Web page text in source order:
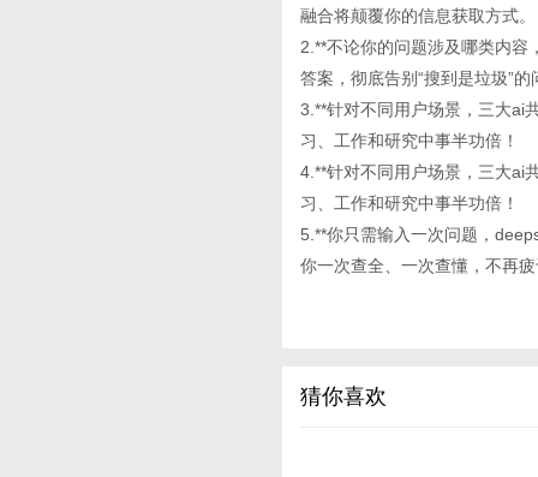
融合将颠覆你的信息获取方式。
2.**不论你的问题涉及哪类内
答案，彻底告别“搜到是垃圾”的
3.**针对不同用户场景，三大ai
习、工作和研究中事半功倍！
4.**针对不同用户场景，三大ai
习、工作和研究中事半功倍！
5.**你只需输入一次问题，
你一次查全、一次查懂，不再
猜你喜欢